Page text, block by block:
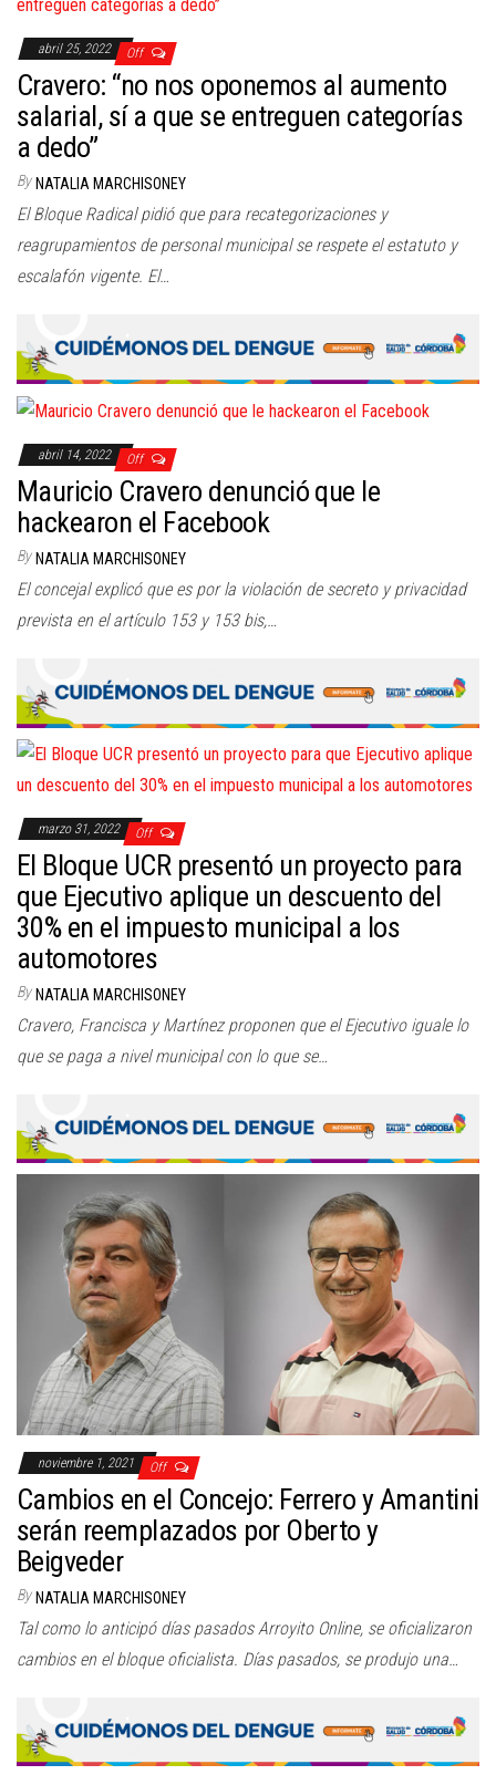
abril 25, 2022 Off
Cravero: “no nos oponemos al aumento
salarial, sí a que se entreguen categorías
a dedo”
By NATALIA MARCHISONEY
El Bloque Radical pidió que para recategorizaciones y
reagrupamientos de personal municipal se respete el estatuto y
escalafón vigente. El…
abril 14, 2022 Off
Mauricio Cravero denunció que le
hackearon el Facebook
By NATALIA MARCHISONEY
El concejal explicó que es por la violación de secreto y privacidad
prevista en el artículo 153 y 153 bis,…
marzo 31, 2022 Off
El Bloque UCR presentó un proyecto para
que Ejecutivo aplique un descuento del
30% en el impuesto municipal a los
automotores
By NATALIA MARCHISONEY
Cravero, Francisca y Martínez proponen que el Ejecutivo iguale lo
que se paga a nivel municipal con lo que se…
noviembre 1, 2021 Off
Cambios en el Concejo: Ferrero y Amantini
serán reemplazados por Oberto y
Beigveder
By NATALIA MARCHISONEY
Tal como lo anticipó días pasados Arroyito Online, se oficializaron
cambios en el bloque oficialista. Días pasados, se produjo una…